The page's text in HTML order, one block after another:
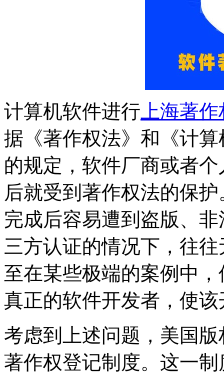
计算机软件进行 上海著
据《著作权法》和《计
的规定，软件厂商或者
后就受到著作权法的保
完成后容易遭到盗版、
三方认证的情况下，往
至在某些极端的案例中
真正的软件开发者，
考虑到上述问题，美国
著作权登记制度。这一